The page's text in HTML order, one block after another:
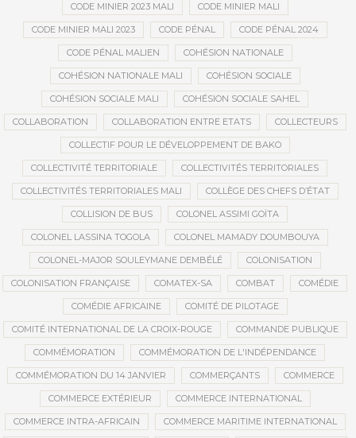
CODE MINIER 2023 MALI CODE MINIER MALI
CODE MINIER MALI 2023 CODE PÉNAL CODE PÉNAL 2024
CODE PÉNAL MALIEN COHÉSION NATIONALE
COHÉSION NATIONALE MALI COHÉSION SOCIALE
COHÉSION SOCIALE MALI COHÉSION SOCIALE SAHEL
COLLABORATION COLLABORATION ENTRE ETATS COLLECTEURS
COLLECTIF POUR LE DÉVELOPPEMENT DE BAKO
COLLECTIVITÉ TERRITORIALE COLLECTIVITÉS TERRITORIALES
COLLECTIVITÉS TERRITORIALES MALI COLLÈGE DES CHEFS D’ÉTAT
COLLISION DE BUS COLONEL ASSIMI GOÏTA
COLONEL LASSINA TOGOLA COLONEL MAMADY DOUMBOUYA
COLONEL-MAJOR SOULEYMANE DEMBÉLÉ COLONISATION
COLONISATION FRANÇAISE COMATEX-SA COMBAT COMÉDIE
COMÉDIE AFRICAINE COMITÉ DE PILOTAGE
COMITÉ INTERNATIONAL DE LA CROIX-ROUGE COMMANDE PUBLIQUE
COMMÉMORATION COMMÉMORATION DE L'INDÉPENDANCE
COMMÉMORATION DU 14 JANVIER COMMERÇANTS COMMERCE
COMMERCE EXTÉRIEUR COMMERCE INTERNATIONAL
COMMERCE INTRA-AFRICAIN COMMERCE MARITIME INTERNATIONAL